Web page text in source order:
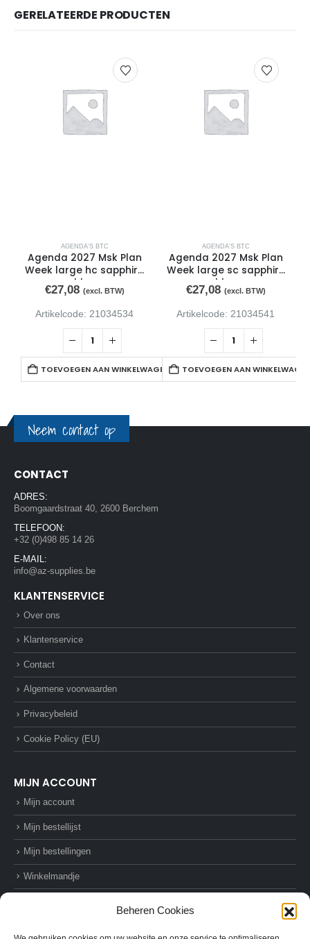
Beheren Cookies
GERELATEERDE PRODUCTEN
AGENDA'S BTC
Agenda 2027 Msk Plan
Week large hc sapphire
blue
€27,08 (excl. BTW)
Artikelcode: 21034534
TOEVOEGEN AAN WINKELWAGEN
AGENDA'S BTC
Agenda 2027 Msk Plan
Week large sc sapphire
blue
€27,08 (excl. BTW)
Artikelcode: 21034541
TOEVOEGEN AAN
Neem contact op
CONTACT
ADRES:
Boomgaardstraat 40, 2600 Berchem
TELEFOON:
+32 (0)498 85 14 26
E-MAIL:
info@az-supplies.be
KLANTENSERVICE
Over ons
Klantenservice
Contact
Algemene voorwaarden
Privacybeleid
Cookie Policy (EU)
MIJN ACCOUNT
Mijn account
Mijn bestellijst
Mijn bestellingen
Winkelmandje